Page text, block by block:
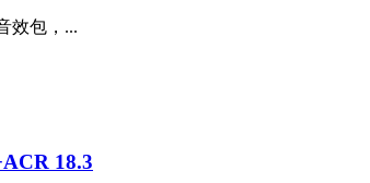
效包，...
18.3